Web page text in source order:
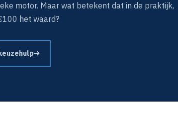
motor. Maar wat betekent dat in de praktijk,
het waard?